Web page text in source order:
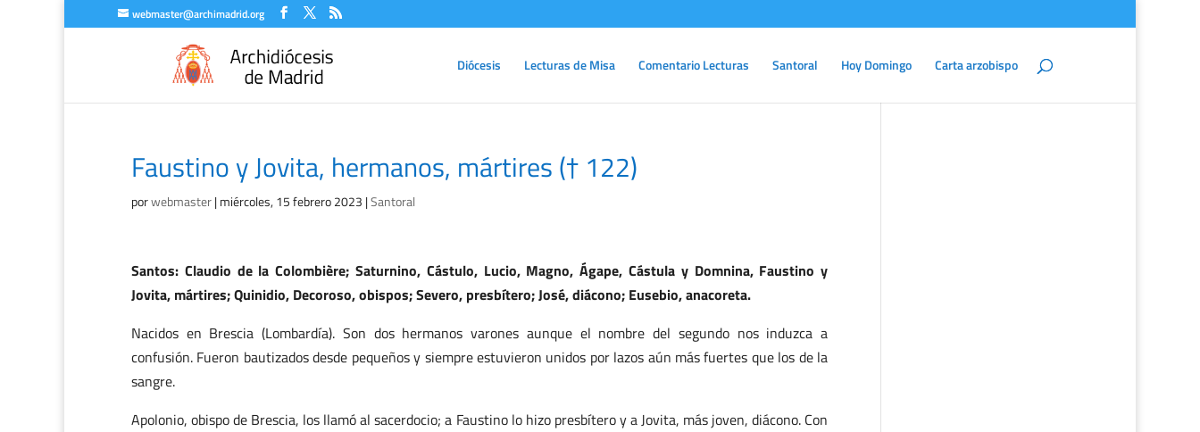
webmaster@archimadrid.org
Diócesis Lecturas de Misa Comentario Lecturas Santoral Hoy Domingo Carta arzobispo
Faustino y Jovita, hermanos, mártires († 122)
porwebmaster|miércoles, 15 febrero 2023 |Santoral
Santos: Claudio de la Colombière; Saturnino, Cástulo, Lucio, Magno, Ágape, Cástula y Domnina, Faustino y
Jovita, mártires; Quinidio, Decoroso, obispos; Severo, presbítero; José, diácono; Eusebio, anacoreta.
Nacidos en Brescia (Lombardía). Son dos hermanos varones aunque el nombre del segundo nos induzca a
confusión. Fueron bautizados desde pequeños y siempre estuvieron unidos por lazos aún más fuertes que los de la
sangre.
Apolonio, obispo de Brescia, los llamó al sacerdocio; a Faustino lo hizo presbítero y a Jovita, más joven, diácono. Con